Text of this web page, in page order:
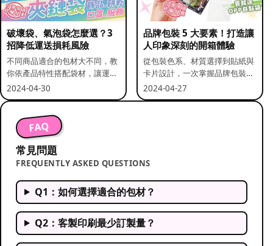
破壞袋、氣泡袋怎麼選？3
招降低運送損耗風險
不同商品適合的包材大不同，教
你依產品特性搭配袋材，讓運送
更安全。
2024-04-30
品牌包裝 5 大要素！打造讓
人印象深刻的開箱體驗
從包裝色系、材質選擇到貼紙與
卡片設計，一次掌握品牌包裝的
關鍵要素。
2024-04-27
FAQ
常見問題
FREQUENTLY ASKED QUESTIONS
Q1：如何選擇適合的包材？
Q2：客製印刷最少訂製量？